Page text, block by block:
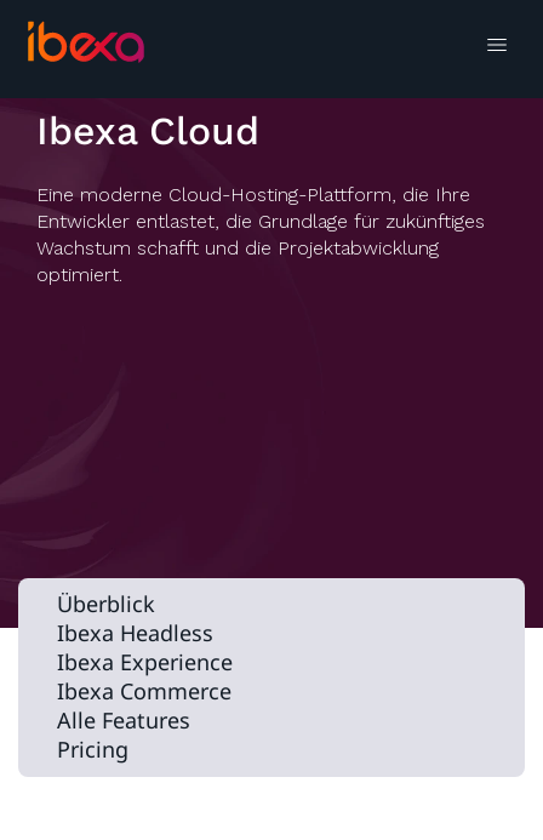
Ibexa Cloud
Eine moderne Cloud-Hosting-Plattform, die Ihre
Entwickler entlastet, die Grundlage für zukünftiges
Wachstum schafft und die Projektabwicklung
optimiert.
Überblick
Ibexa Headless
Ibexa Experience
Ibexa Commerce
Alle Features
Pricing